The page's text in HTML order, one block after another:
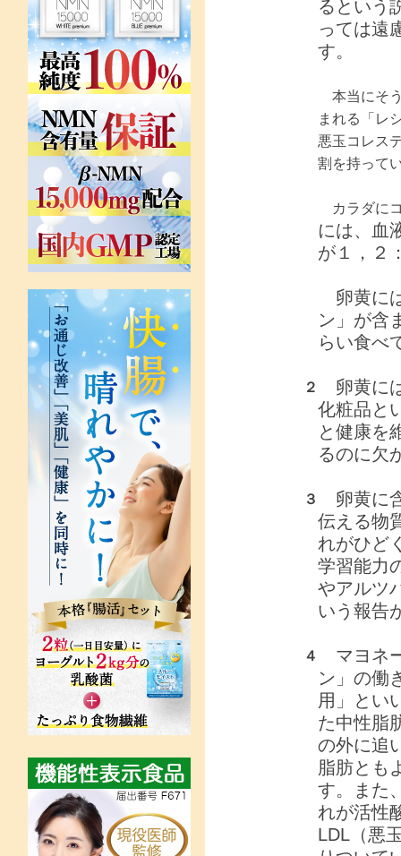
るという
っては遠
す。
本当にそ
まれる「レ
悪玉コレス
割を持って
カラダに
には、血
が１，２
卵黄に
ン」が含
らい食べ
２
卵黄に
化粧品と
と健康を
るのに欠
３
卵黄に
伝える物
れがひど
学習能力
やアルツ
いう報告
４
マヨネ
ン」の働
用」とい
た中性脂
の外に追
脂肪とも
す。また
れが活性
LDL（悪